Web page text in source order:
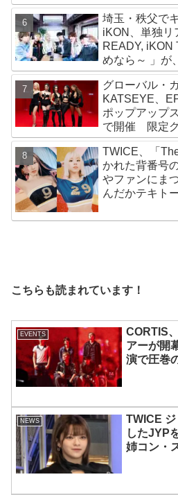
ATEEZ、IVE
推しと直接チ
埼玉・秩父で
iKON、単独リ
READY, iKON
めなら～ 」が
で放送・配信
グローバル・
KATSEYE、
ポップアップ
で開催 限定
TWICE、「
かれた背番号
やファンにま
んだかテキト
こちらも読まれています！
EVENTS
CORTIS
アーが開
演で圧巻
NEWS
TWICE
したJYP
姉コン・